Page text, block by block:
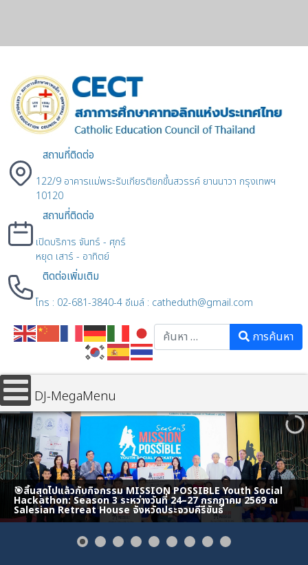
สถานที่ติดต่อ
122/9 อาคารแม่พระรับเกียรติยกขึ้นสวรรค์ ยานนาวา กรุงเทพฯ
10120
สถานที่ติดต่อ
เปิดบริการ จันทร์ - ศุกร์
หยุด เสาร์ - อาทิตย์
ติดต่อเพิ่มเติม
โทร : 02-681-3840-4 อีเมล์ : catheduth@gmail.com
Searchการค้นหา
DJ-MegaMenu